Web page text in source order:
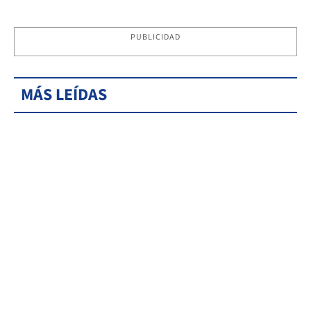
PUBLICIDAD
MÁS LEÍDAS